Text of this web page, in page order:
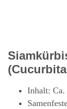
Inhalt: Ca.